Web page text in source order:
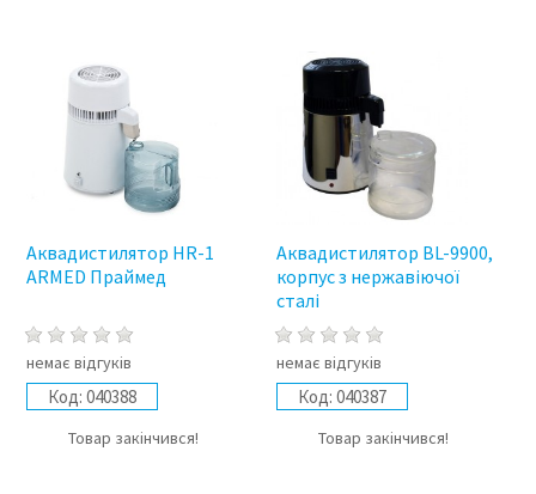
Аквадистилятор HR-1
ARMED Праймед
немає відгуків
Код: 040388
Товар закінчився!
Аквадистилятор BL-9900,
корпус з нержавіючої
сталі
немає відгуків
Код: 040387
Товар закінчився!